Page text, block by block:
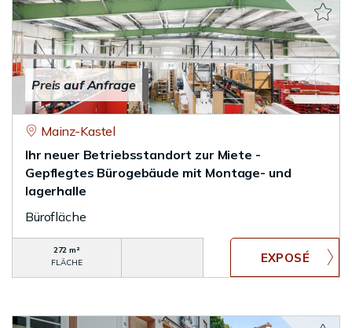
Preis auf Anfrage
Mainz-Kastel
Ihr neuer Betriebsstandort zur Miete -
Gepflegtes Bürogebäude mit Montage- und
lagerhalle
Bürofläche
272 m²
FLÄCHE